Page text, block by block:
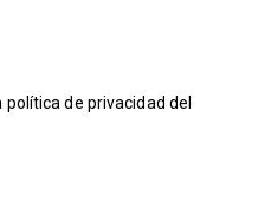
política de privacidad del